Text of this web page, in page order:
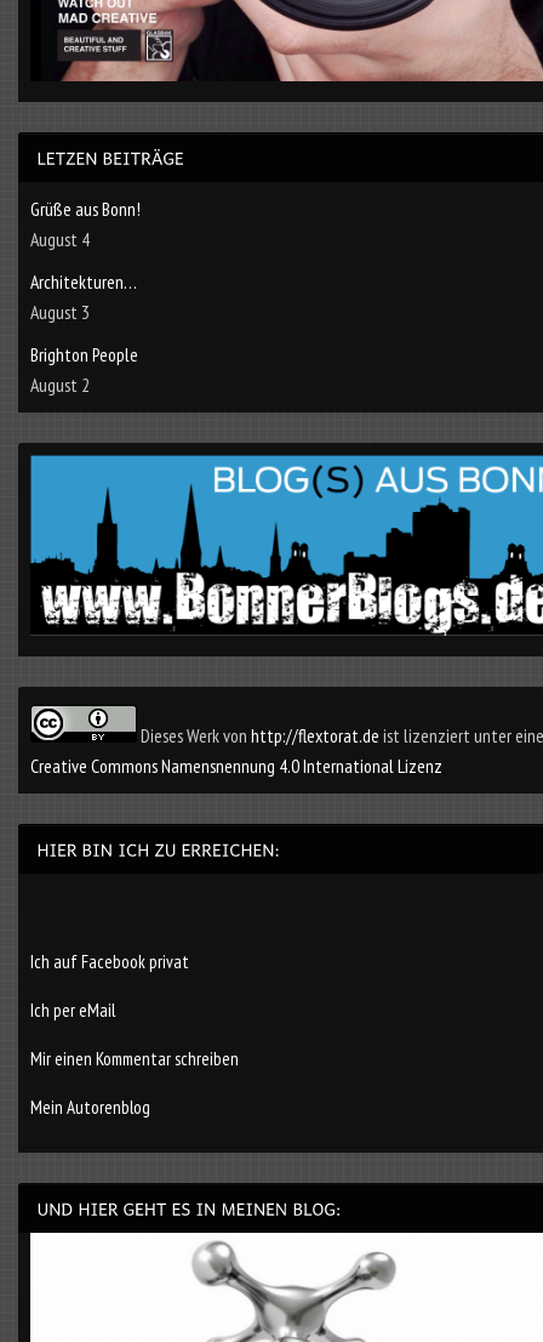
Grüße aus Bonn!
August 4
Architekturen…
August 3
Brighton People
August 2
Dieses Werk von http://flextorat.de ist lizenziert unter
Creative Commons Namensnennung 4.0 International Lizenz
Ich auf Facebook privat
Ich per eMail
Mir einen Kommentar schreiben
Mein Autorenblog